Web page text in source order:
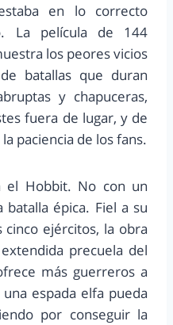
en lo correcto
La película de 144
los peores vicios
batallas que duran
y chapuceras,
fuera de lugar, y de
paciencia de los fans.
el Hobbit. No con un
épica. Fiel a su
ejércitos, la obra
precuela del
más guerreros a
espada elfa pueda
por conseguir la